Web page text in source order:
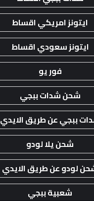
ايتونز امريكي اقساط
ايتونز سعودي اقساط
فور يو
شحن شدات ببجي
ببجي عن طريق الايدي
شحن يلا لودو
لودو عن طريق الايدي
شعبية ببجي